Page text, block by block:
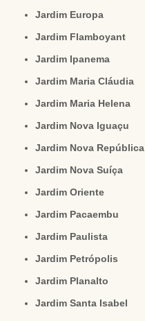
Jardim Europa
Jardim Flamboyant
Jardim Ipanema
Jardim Maria Cláudia
Jardim Maria Helena
Jardim Nova Iguaçu
Jardim Nova República
Jardim Nova Suíça
Jardim Oriente
Jardim Pacaembu
Jardim Paulista
Jardim Petrópolis
Jardim Planalto
Jardim Santa Isabel